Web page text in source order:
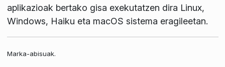
aplikazioak bertako gisa exekutatzen dira Linux,
Windows, Haiku eta macOS sistema eragileetan.
Marka-abisuak.